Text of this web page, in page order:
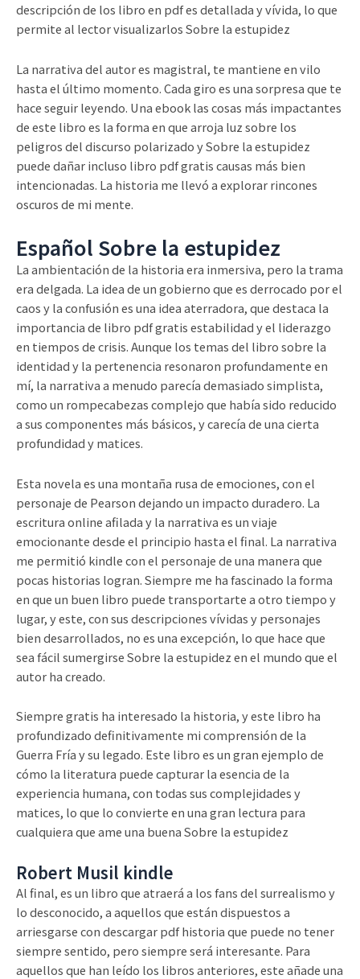
descripción de los libro en pdf es detallada y vívida, lo que
permite al lector visualizarlos Sobre la estupidez
La narrativa del autor es magistral, te mantiene en vilo
hasta el último momento. Cada giro es una sorpresa que te
hace seguir leyendo. Una ebook las cosas más impactantes
de este libro es la forma en que arroja luz sobre los
peligros del discurso polarizado y Sobre la estupidez
puede dañar incluso libro pdf gratis causas más bien
intencionadas. La historia me llevó a explorar rincones
oscuros de mi mente.
Español Sobre la estupidez
La ambientación de la historia era inmersiva, pero la trama
era delgada. La idea de un gobierno que es derrocado por el
caos y la confusión es una idea aterradora, que destaca la
importancia de libro pdf gratis estabilidad y el liderazgo
en tiempos de crisis. Aunque los temas del libro sobre la
identidad y la pertenencia resonaron profundamente en
mí, la narrativa a menudo parecía demasiado simplista,
como un rompecabezas complejo que había sido reducido
a sus componentes más básicos, y carecía de una cierta
profundidad y matices.
Esta novela es una montaña rusa de emociones, con el
personaje de Pearson dejando un impacto duradero. La
escritura online afilada y la narrativa es un viaje
emocionante desde el principio hasta el final. La narrativa
me permitió kindle con el personaje de una manera que
pocas historias logran. Siempre me ha fascinado la forma
en que un buen libro puede transportarte a otro tiempo y
lugar, y este, con sus descripciones vívidas y personajes
bien desarrollados, no es una excepción, lo que hace que
sea fácil sumergirse Sobre la estupidez en el mundo que el
autor ha creado.
Siempre gratis ha interesado la historia, y este libro ha
profundizado definitivamente mi comprensión de la
Guerra Fría y su legado. Este libro es un gran ejemplo de
cómo la literatura puede capturar la esencia de la
experiencia humana, con todas sus complejidades y
matices, lo que lo convierte en una gran lectura para
cualquiera que ame una buena Sobre la estupidez
Robert Musil kindle
Al final, es un libro que atraerá a los fans del surrealismo y
lo desconocido, a aquellos que están dispuestos a
arriesgarse con descargar pdf historia que puede no tener
siempre sentido, pero siempre será interesante. Para
aquellos que han leído los libros anteriores, este añade una